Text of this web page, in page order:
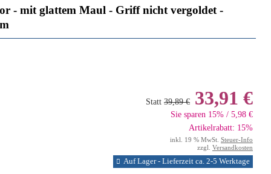
- mit glattem Maul - Griff nicht vergoldet -
Statt 39,89 € 33,91 €
Sie sparen 15% / 5,98 €
Artikelrabatt: 15%
inkl. 19 % MwSt. Steuer-Info
zzgl. Versandkosten
Auf Lager - Lieferzeit ca. 2-5 Werktage